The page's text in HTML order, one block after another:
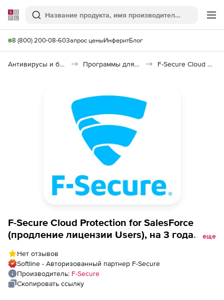
Softline
Поиск
8 (800) 200-08-60Запрос ценыИнферитБлог
Антивирусы и безопасность Программы для защиты информации F-Secure Cloud Protection for Salesforce
F-Secure Cloud Protection for SalesForce
(продление лицензии Users), на 3 года.
еще
Нет отзывов
Softline - Авторизованный партнер F-Secure
Производитель: F-Secure
Скопировать ссылку